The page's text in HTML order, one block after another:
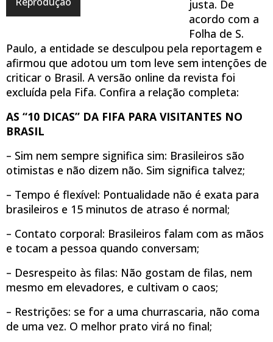
justa. De
acordo com a
Folha de S.
Paulo, a entidade se desculpou pela reportagem e
afirmou que adotou um tom leve sem intenções de
criticar o Brasil. A versão online da revista foi
excluída pela Fifa. Confira a relação completa:
AS “10 DICAS” DA FIFA PARA VISITANTES NO
BRASIL
– Sim nem sempre significa sim: Brasileiros são
otimistas e não dizem não. Sim significa talvez;
– Tempo é flexível: Pontualidade não é exata para
brasileiros e 15 minutos de atraso é normal;
– Contato corporal: Brasileiros falam com as mãos
e tocam a pessoa quando conversam;
– Desrespeito às filas: Não gostam de filas, nem
mesmo em elevadores, e cultivam o caos;
– Restrições: se for a uma churrascaria, não coma
de uma vez. O melhor prato virá no final;